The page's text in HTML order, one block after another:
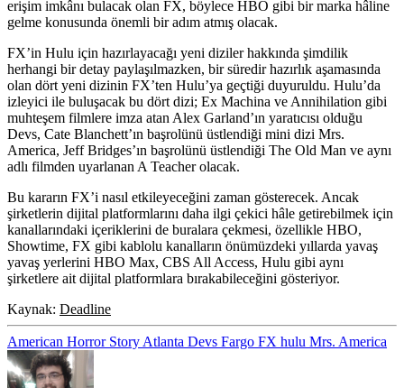
erişim imkânı bulacak olan FX, böylece HBO gibi bir marka hâline
gelme konusunda önemli bir adım atmış olacak.
FX’in Hulu için hazırlayacağı yeni diziler hakkında şimdilik
herhangi bir detay paylaşılmazken, bir süredir hazırlık aşamasında
olan dört yeni dizinin FX’ten Hulu’ya geçtiği duyuruldu. Hulu’da
izleyici ile buluşacak bu dört dizi; Ex Machina ve Annihilation gibi
muhteşem filmlere imza atan Alex Garland’ın yaratıcısı olduğu
Devs, Cate Blanchett’ın başrolünü üstlendiği mini dizi Mrs.
America, Jeff Bridges’ın başrolünü üstlendiği The Old Man ve aynı
adlı filmden uyarlanan A Teacherolacak.
Bu kararın FX’i nasıl etkileyeceğini zaman gösterecek. Ancak
şirketlerin dijital platformlarını daha ilgi çekici hâle getirebilmek için
kanallarındaki içeriklerini de buralara çekmesi, özellikle HBO,
Showtime, FX gibi kablolu kanalların önümüzdeki yıllarda yavaş
yavaş yerlerini HBO Max, CBS All Access, Hulu gibi aynı
şirketlere ait dijital platformlara bırakabileceğini gösteriyor.
Kaynak: Deadline
American Horror Story Atlanta Devs Fargo FX hulu Mrs. America